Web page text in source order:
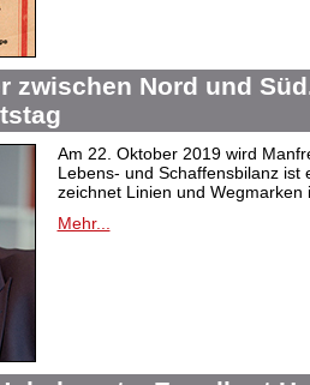
zwischen Nord und
Am 22. Oktober 2019 wird
Lebens- und Schaffensbilanz
zeichnet Linien und
Mehr...